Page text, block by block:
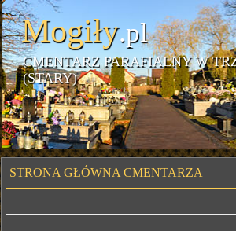
Mogiły.pl
CMENTARZ PARAFIALNY W
(STARY)
STRONA GŁÓWNA CMENTARZA